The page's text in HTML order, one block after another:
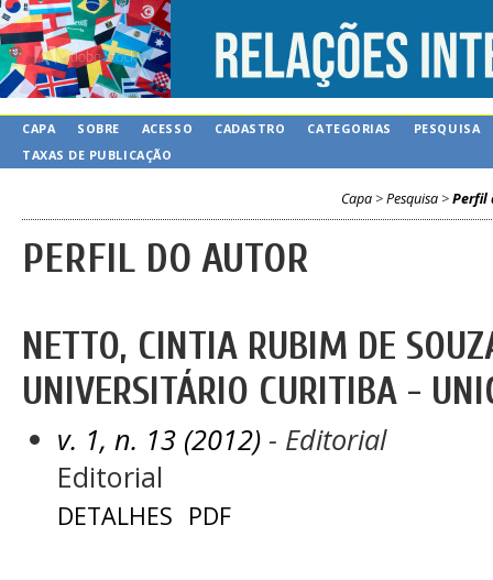
CAPA SOBRE ACESSO CADASTRO CATEGORIAS
PESQUISA
TAXAS DE PUBLICAÇÃO
Capa >Pesquisa >Perfil
PERFIL DO AUTOR
NETTO, CINTIA RUBIM DE
UNIVERSITÁRIO CURITIBA -
v. 1, n. 13 (2012)- Editorial
Editorial
DETALHES PDF